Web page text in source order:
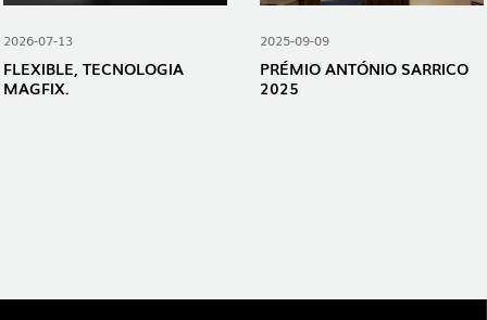
2026-07-13
FLEXIBLE, TECNOLOGIA
MAGFIX.
2025-09-09
PRÉMIO ANTÓNIO SARRICO
2025